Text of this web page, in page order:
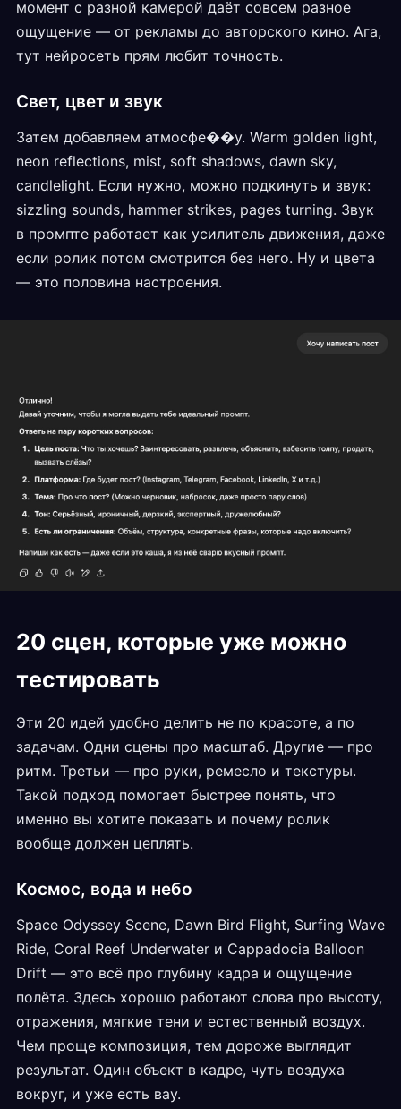
момент с разной камерой даёт совсем разное
ощущение — от рекламы до авторского кино. Ага,
тут нейросеть прям любит точность.
Свет, цвет и звук
Затем добавляем атмосфе��у. Warm golden light,
neon reflections, mist, soft shadows, dawn sky,
candlelight. Если нужно, можно подкинуть и звук:
sizzling sounds, hammer strikes, pages turning. Звук
в промпте работает как усилитель движения, даже
если ролик потом смотрится без него. Ну и цвета
— это половина настроения.
20 сцен, которые уже можно
тестировать
Эти 20 идей удобно делить не по красоте, а по
задачам. Одни сцены про масштаб. Другие — про
ритм. Третьи — про руки, ремесло и текстуры.
Такой подход помогает быстрее понять, что
именно вы хотите показать и почему ролик
вообще должен цеплять.
Космос, вода и небо
Space Odyssey Scene, Dawn Bird Flight, Surfing Wave
Ride, Coral Reef Underwater и Cappadocia Balloon
Drift — это всё про глубину кадра и ощущение
полёта. Здесь хорошо работают слова про высоту,
отражения, мягкие тени и естественный воздух.
Чем проще композиция, тем дороже выглядит
результат. Один объект в кадре, чуть воздуха
вокруг, и уже есть вау.